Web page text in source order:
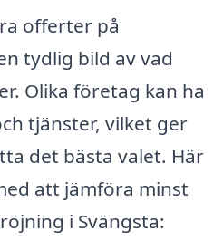
offerter på
tydlig bild av vad
Olika företag kan ha
tjänster, vilket ger
det bästa valet. Här
att jämföra minst
i Svängsta: